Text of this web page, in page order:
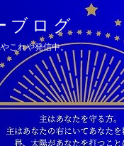
ブログ
これや発信中。